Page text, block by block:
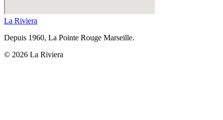
La Riviera
Depuis 1960, La Pointe Rouge Marseille.
© 2026 La Riviera